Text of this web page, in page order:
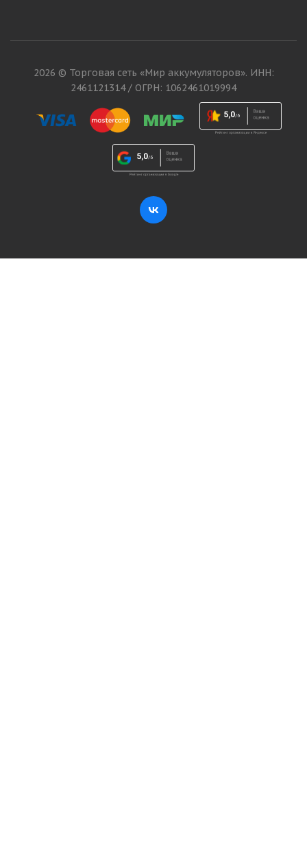
2026 © Торговая сеть «Мир аккумуляторов». ИНН:
2461121314 / ОГРН: 1062461019994